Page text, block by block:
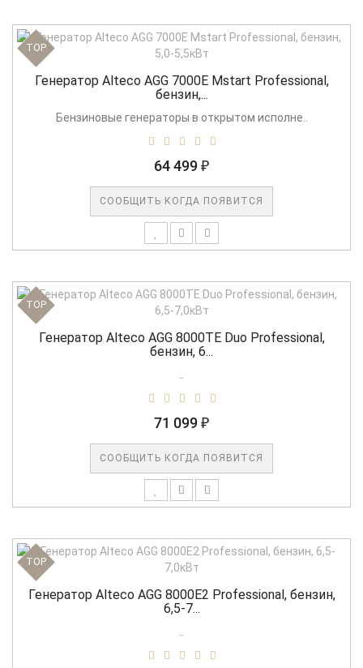
TOP
Генератор Alteco AGG 7000Е Mstart Professional,
бензин,...
Бензиновые генераторы в открытом исполне..
64 499 ₽
СООБЩИТЬ КОГДА ПОЯВИТСЯ
TOP
Генератор Alteco AGG 8000TE Duo Professional,
бензин, 6...
71 099 ₽
СООБЩИТЬ КОГДА ПОЯВИТСЯ
TOP
Генератор Alteco AGG 8000Е2 Professional, бензин,
6,5-7...